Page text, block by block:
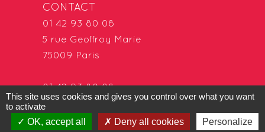
CONTACT
01 42 93 80 08
5 rue Geoffroy Marie
75009 Paris
01 42 93 80 08
22 avenue René Cassin
69009 Lyon
This site uses cookies and gives you control over what you want
to activate
OK, accept all
Deny all cookies Personalize